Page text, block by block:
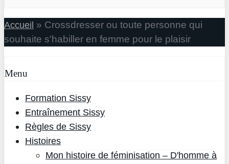
Accueil » Crossdresser ou toute personne qui
souhaite s'habiller en femme pour le plaisir
Menu
Formation Sissy
Entraînement Sissy
Règles de Sissy
Histoires
Mon histoire de féminisation – D'homme à